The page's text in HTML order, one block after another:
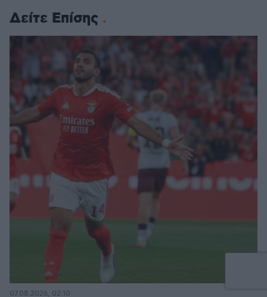
Δείτε Επίσης
07.08.2026, 02:10